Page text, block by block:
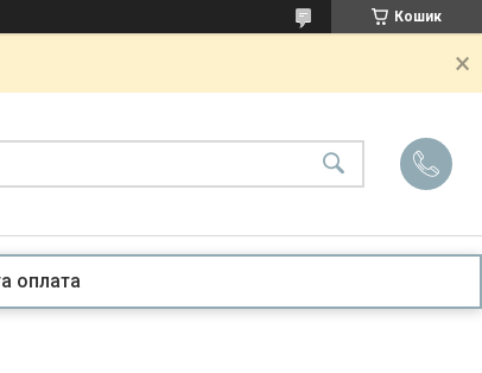
Кошик
оплата